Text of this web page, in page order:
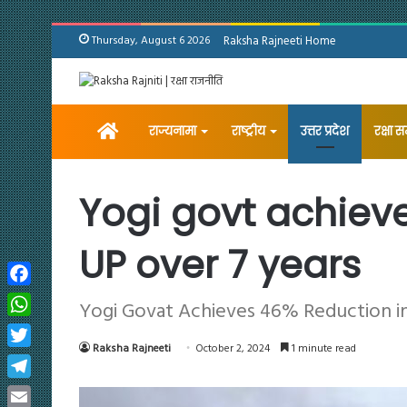
Thursday, August 6 2026 Raksha Rajneeti Home
Homeराज्यनामा राष्ट्रीय उत्तर प्रदेश रक्षा
Yogi govt
UP over 7 years
Yogi Govat Achieves 46% Reduction
Raksha Rajneeti October 2, 2024 1 minute read
Facebook
WhatsApp
Twitter
Telegram